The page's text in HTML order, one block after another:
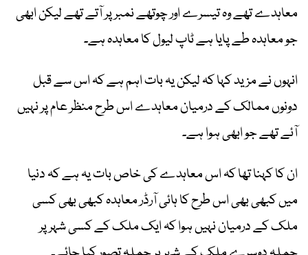
معاہدے تھے وہ تیسرے اور چوتھے نمبر پر آتے تھے لیکن ابھی
جو معاہدہ طے پایا ہے ٹاپ لیول کا معاہدہ ہے۔
انہوں نے مزید کہا کہ لیکن یہ بات اہم ہے کہ اس سے قبل
دونوں ممالک کے درمیان معاہدے اس طرح منظر عام پر نہیں
آئے تھے جو ابھی ہوا ہے۔
ان کا کہنا تھا کہ اس معاہدے کی خاص بات یہ ہے کہ دنیا
میں کبھی بھی اس طرح کا ہائی آرڈر معاہدہ کبھی بھی کسی
ملک کے درمیان نہیں ہوا کہ ایک ملک کے کسی شہر پر